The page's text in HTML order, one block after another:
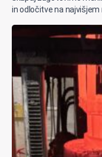
in odločitve na najvišjem